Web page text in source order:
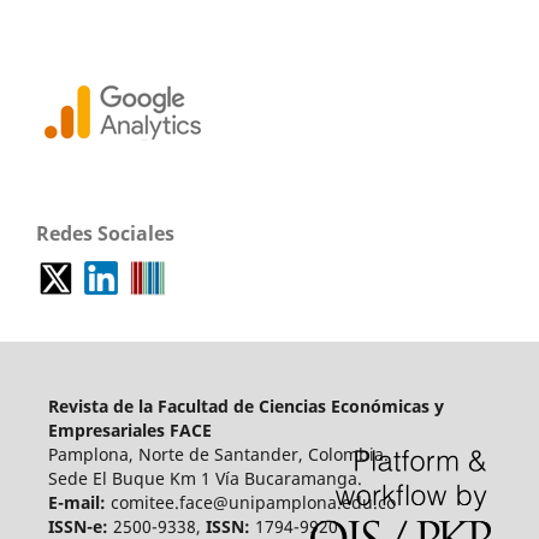
Redes Sociales
Revista de la Facultad de Ciencias Económicas y
Empresariales FACE
Pamplona, Norte de Santander, Colombia.
Sede El Buque Km 1 Vía Bucaramanga.
E-mail: comitee.face@unipamplona.edu.co
ISSN-e: 2500-9338, ISSN: 1794-9920